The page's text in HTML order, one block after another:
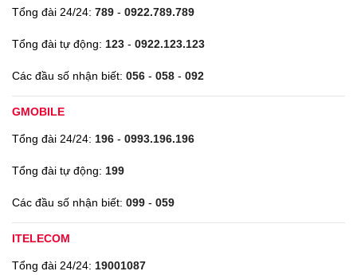
Tổng đài 24/24: 789 - 0922.789.789
Tổng đài tự động: 123 - 0922.123.123
Các đầu số nhận biết: 056 - 058 - 092
GMOBILE
Tổng đài 24/24: 196 - 0993.196.196
Tổng đài tự động: 199
Các đầu số nhận biết: 099 - 059
ITELECOM
Tổng đài 24/24: 19001087